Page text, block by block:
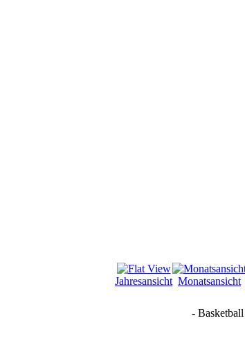
Jahresansicht Monatsansicht
- Basketball